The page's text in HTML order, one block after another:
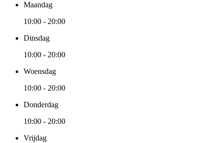
Maandag
10:00 - 20:00
Dinsdag
10:00 - 20:00
Woensdag
10:00 - 20:00
Donderdag
10:00 - 20:00
Vrijdag